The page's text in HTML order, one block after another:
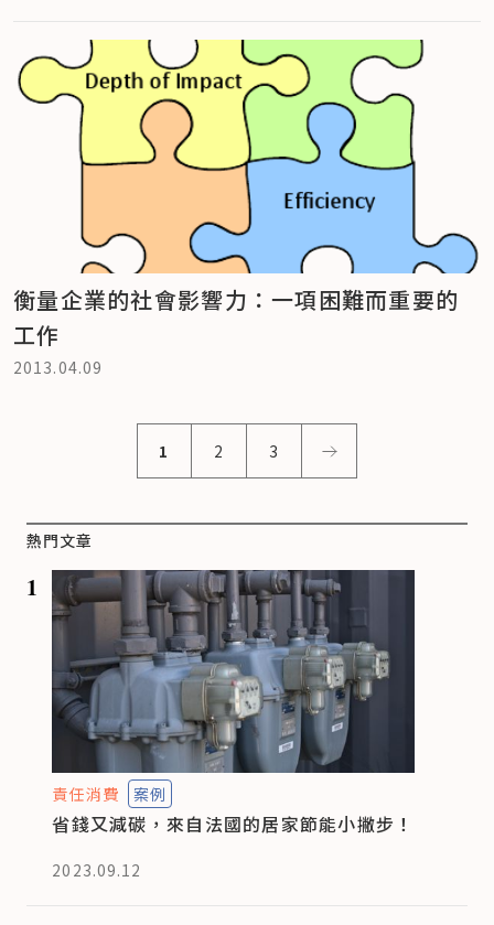
衡量企業的社會影響力：一項困難而重要的
工作
2013.04.09
1 2 3
熱門文章
1
責任消費 案例
省錢又減碳，來自法國的居家節能小撇步！
2023.09.12